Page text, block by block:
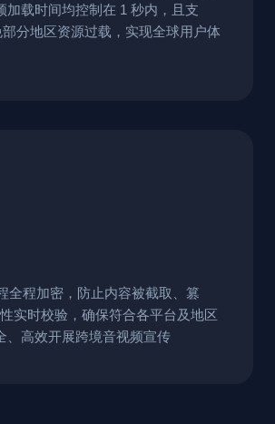
载时间均控制在 1 秒内，且支
分地区资源过载，实现全球用户体
全程加密，防止内容被截取、篡
实时校验，确保符合各平台及地区
、高效开展跨境音视频宣传